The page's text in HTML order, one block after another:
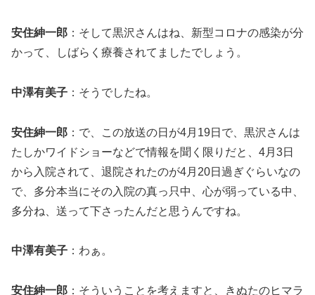
安住紳一郎 ：そして黒沢さんはね、新型コロナの感染が分
かって、しばらく療養されてましたでしょう。
中澤有美子 ：そうでしたね。
安住紳一郎 ：で、この放送の日が4月19日で、黒沢さんは
たしかワイドショーなどで情報を聞く限りだと、4月3日
から入院されて、退院されたのが4月20日過ぎぐらいなの
で、多分本当にその入院の真っ只中、心が弱っている中、
多分ね、送って下さったんだと思うんですね。
中澤有美子 ：わぁ。
安住紳一郎 ：そういうことを考えますと、きぬたのヒマラ